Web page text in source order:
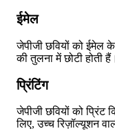
ईमेल
जेपीजी छवियों को ईमेल
की तुलना में छोटी होती हैं।
प्रिंटिंग
जेपीजी छवियों को प्रिंट
लिए, उच्च रिज़ॉल्यूशन